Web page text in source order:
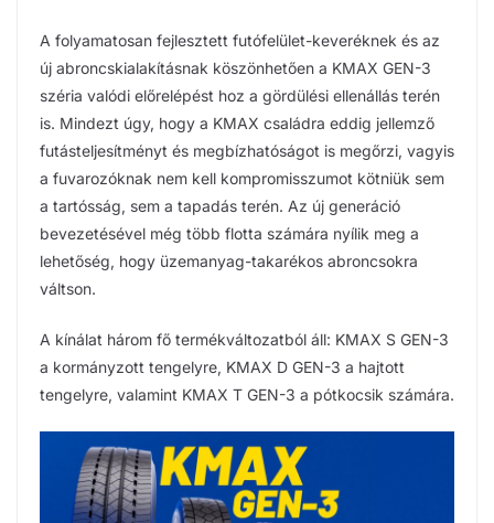
A folyamatosan fejlesztett futófelület-keveréknek és az
új abroncskialakításnak köszönhetően a KMAX GEN-3
széria valódi előrelépést hoz a gördülési ellenállás terén
is. Mindezt úgy, hogy a KMAX családra eddig jellemző
futásteljesítményt és megbízhatóságot is megőrzi, vagyis
a fuvarozóknak nem kell kompromisszumot kötniük sem
a tartósság, sem a tapadás terén. Az új generáció
bevezetésével még több flotta számára nyílik meg a
lehetőség, hogy üzemanyag-takarékos abroncsokra
váltson.
A kínálat három fő termékváltozatból áll: KMAX S GEN-3
a kormányzott tengelyre, KMAX D GEN-3 a hajtott
tengelyre, valamint KMAX T GEN-3 a pótkocsik számára.